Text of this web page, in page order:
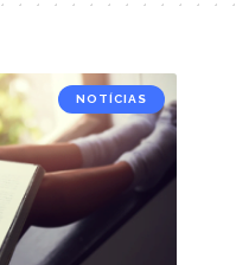
NOTÍCIAS